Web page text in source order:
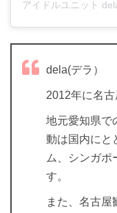
dela(デラ）
2012年に名古
地元愛知県で
動は国内にと
ム、シンガポ
す。
また、名古屋